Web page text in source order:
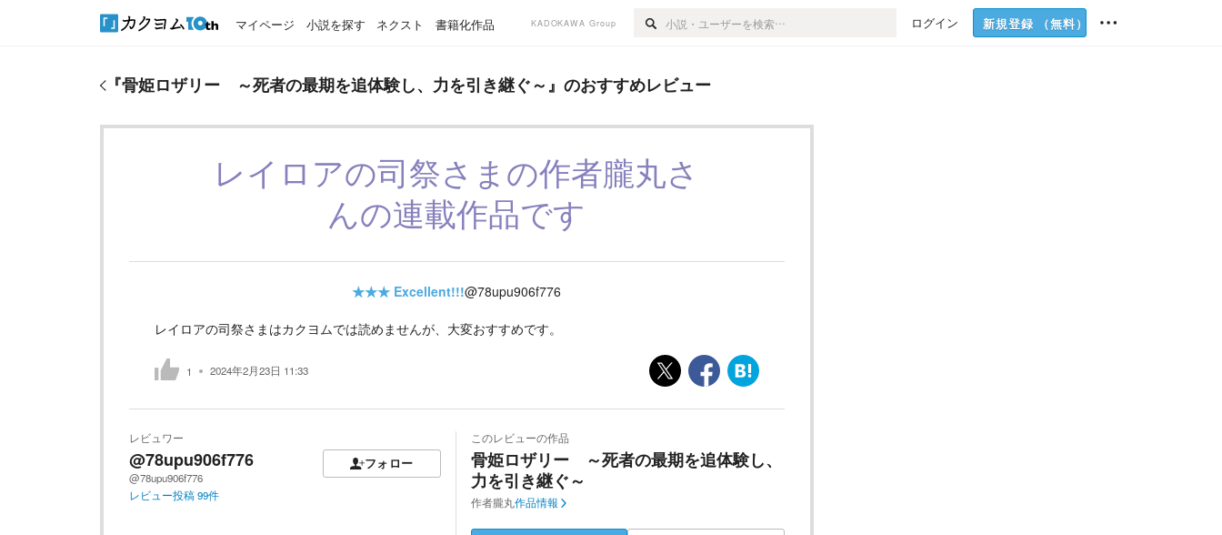
マイページ 小説を探す ネクスト 書籍化作品 KADOKAWA Group ログイン 新規登録 （無料）
『骨姫ロザリー ～死者の最期を追体験し、力を引き継ぐ～』のおすすめレビュー
レイロアの司祭さまの作者朧丸さ
んの連載作品です
★★★ Excellent!!!@78upu906f776
レイロアの司祭さまはカクヨムでは読めませんが、大変おすすめです。
1 2024年2月23日 11:33
レビュワー
@78upu906f776
@78upu906f776
フォロー
レビュー投稿99件
このレビューの作品
骨姫ロザリー ～死者の最期を追体験し、
力を引き継ぐ～
作者朧丸作品情報